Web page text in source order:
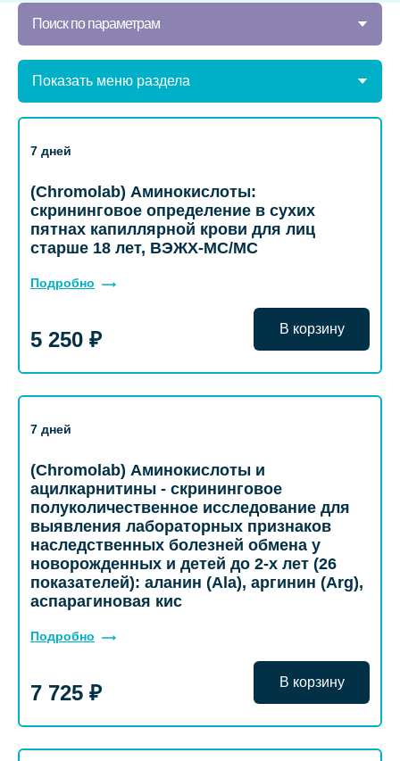
Поиск по параметрам
Показать меню раздела
7 дней
(Chromolab) Аминокислоты:
скрининговое определение в сухих
пятнах капиллярной крови для лиц
старше 18 лет, ВЭЖХ-МС/МС
Подробно
5 250 ₽ В корзину
7 дней
(Chromolab) Аминокислоты и
ацилкарнитины - скрининговое
полуколичественное исследование для
выявления лабораторных признаков
наследственных болезней обмена у
новорожденных и детей до 2-х лет (26
показателей): аланин (Ala), аргинин (Arg),
аспарагиновая кис
Подробно
7 725 ₽ В корзину